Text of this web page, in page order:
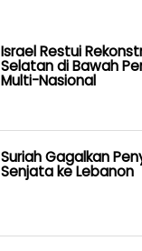
Israel Restui
Selatan di Bawah
Multi-Nasional
Suriah Gagalkan
Senjata ke Lebanon